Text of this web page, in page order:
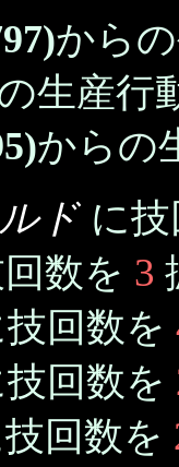
から
生産行
からの
ド に
数を 3
技回数を
技回数を
回数を